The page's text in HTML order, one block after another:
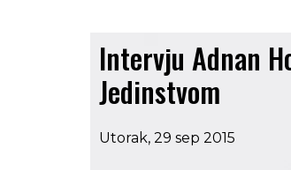
Intervju Adnan
Jedinstvom
Utorak, 29 sep 2015